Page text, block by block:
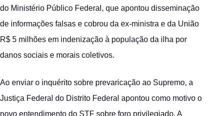
do Ministério Público Federal, que apontou disseminação
de informações falsas e cobrou da ex-ministra e da União
R$ 5 milhões em indenização à população da ilha por
danos sociais e morais coletivos.
Ao enviar o inquérito sobre prevaricação ao Supremo, a
Justiça Federal do Distrito Federal apontou como motivo o
novo entendimento do STF sobre foro privilegiado. A